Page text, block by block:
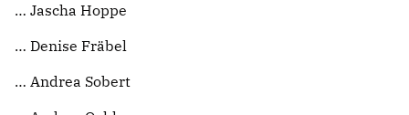
Jascha Hoppe
Denise Fräbel
Andrea Sobert